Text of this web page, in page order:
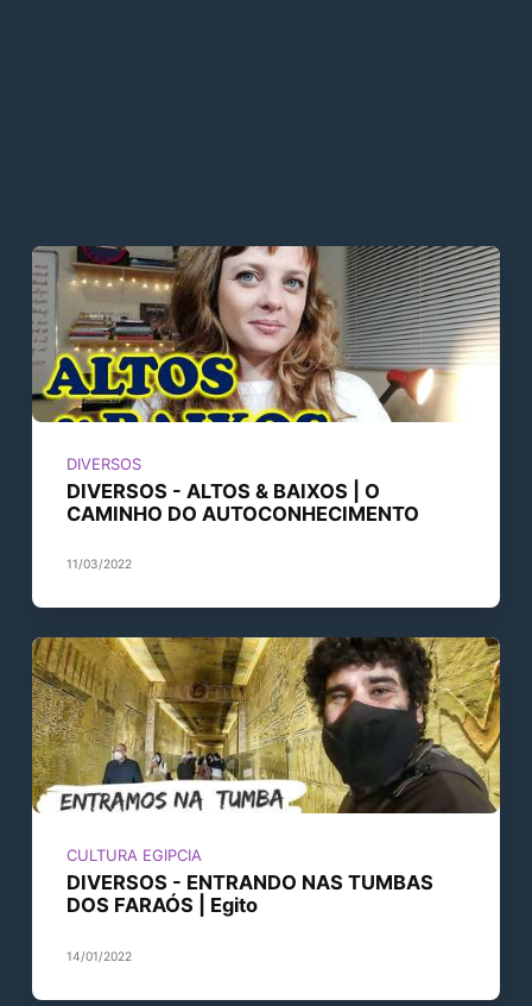
DIVERSOS
DIVERSOS - ALTOS & BAIXOS | O
CAMINHO DO AUTOCONHECIMENTO
11/03/2022
CULTURA EGIPCIA
DIVERSOS - ENTRANDO NAS TUMBAS
DOS FARAÓS | Egito
14/01/2022